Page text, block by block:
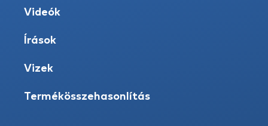
Videók
Írások
Vizek
Termékösszehasonlítás